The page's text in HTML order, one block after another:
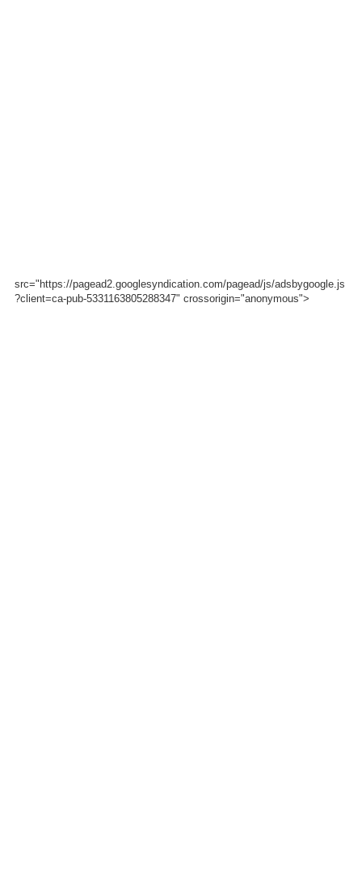
src="https://pagead2.googlesyndication.com/pagead/js/adsbygoogle.js
?client=ca-pub-5331163805288347" crossorigin="anonymous">